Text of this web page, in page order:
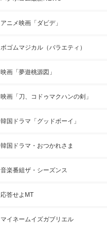
アニメ映画「ダビデ」
ボゴムマジカル（バラエティ）
映画「夢遊桃源図」
映画「刀、コドゥマクハンの剣」
韓国ドラマ「グッドボーイ」
韓国ドラマ・おつかれさま
音楽番組ザ・シーズンス
応答せよMT
マイネームイズガブリエル